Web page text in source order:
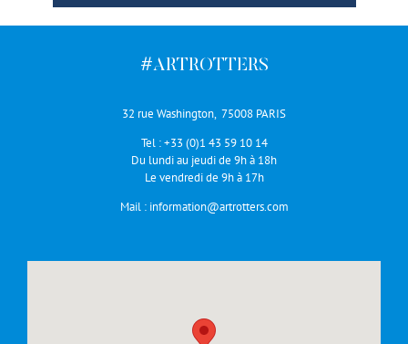
#ARTROTTERS
32 rue Washington, 75008 PARIS
Tel :+33 (0)1 43 59 10 14
Du lundi au jeudi de 9h à 18h
Le vendredi de 9h à 17h
Mail : information@artrotters.com